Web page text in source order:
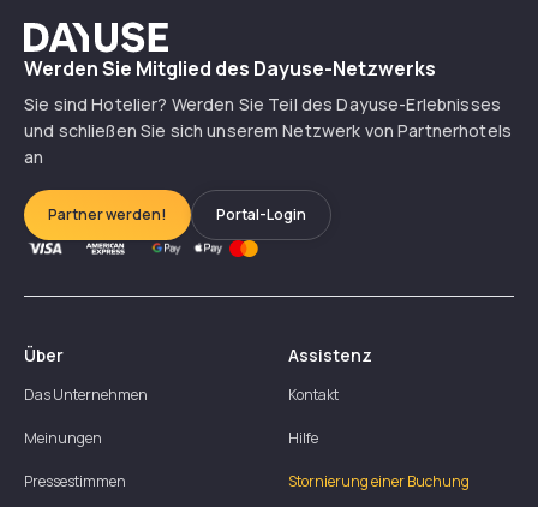
Dayuse
Werden Sie Mitglied des Dayuse-Netzwerks
Sie sind Hotelier? Werden Sie Teil des Dayuse-Erlebnisses
und schließen Sie sich unserem Netzwerk von Partnerhotels
an
Partner werden! Portal-Login
Über
Das Unternehmen
Meinungen
Pressestimmen
Assistenz
Kontakt
Hilfe
Stornierung einer Buchung